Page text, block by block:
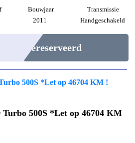
Bouwjaar
2011
Transmissie
Handgeschakeld
Gereserveerd
500S *Let op 46704 KM